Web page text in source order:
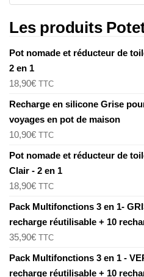
Les produits
Pot nomade et réducteur de
2 en 1
18,90€ TTC
Recharge en silicone Grise
voyages en pot de maison
10,90€ TTC
Pot nomade et réducteur de
Clair - 2 en 1
18,90€ TTC
Pack Multifonctions 3 en 1-
recharge réutilisable + 10
35,90€ TTC
Pack Multifonctions 3 en 1 -
recharge réutilisable + 10